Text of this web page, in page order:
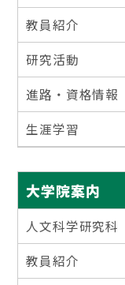
教員紹介
研究活動
進路・資格情報
生涯学習
大学院案内
人文科学研究科
教員紹介